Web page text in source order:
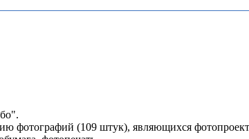
фотографий (109 штук), являющихся